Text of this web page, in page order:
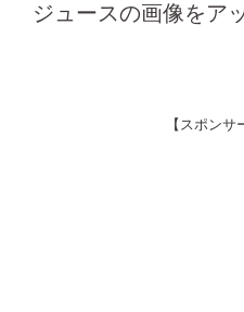
ジュースの画像をア
【スポンサ